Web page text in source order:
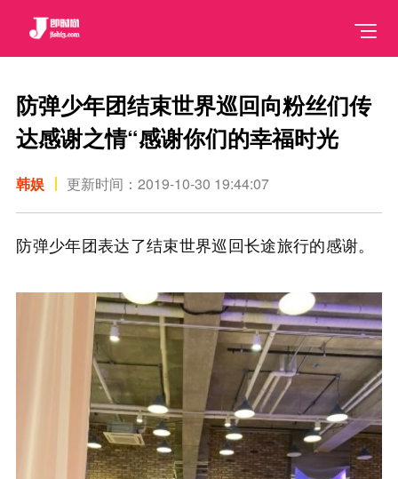
防弹少年团结束世界巡回向粉丝们传
达感谢之情“感谢你们的幸福时光
韩娱 更新时间：2019-10-30 19:44:07
防弹少年团表达了结束世界巡回长途旅行的感谢。